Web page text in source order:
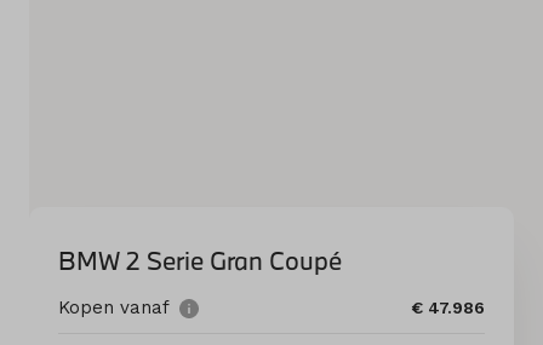
Elektrisch
Onderhoud
BMW 2 Serie Gran Coupé
Kopen vanaf € 47.986